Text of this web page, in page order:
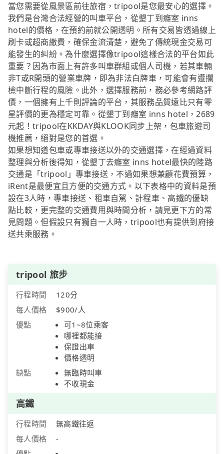
當您需要從風景區前往旅宿，tripool是您最安心的選擇。
我們是台灣合法經營的叫車平台，從墾丁到癮室 inns
hotel的價格，在預約前就公開透明。所有交易皆透過線上
刷卡或超商繳費，確保金流清楚，避免了傳統現金交易可
能發生的糾紛。為什麼選擇像tripool這樣合法的平台如此
重要？因為市面上有許多叫車群組或個人司機，若其車輛
非T或R開頭的營業車牌，即為非法白牌車，可能會有遭攔
檢中斷行程的風險。此外，選擇服務前，務必參考網路評
價，一個擁有上千則評論的平台，其服務品質遠比只有零
星評價的更為穩定可靠。從墾丁到癮室 inns hotel，2689
元起！tripool在KKDAY與KLOOK同步上架，包車旅遊司
機推薦，絕對是您的首選。
如果想知道包車或專車接送以外的交通選擇，在經過資料
整理與分析後得知，從墾丁去癮室 inns hotel最快的陸路
交通是「tripool」專車接送，不過如果想兼顧花費預算，
iRent是最便宜且方便的交通方式。以下表格中的資料是預
設在3人時，專車接送、租車自駕、計程車、高鐵的優缺
點比較，更完整的交通費用與時間分析，請見更下方的常
見問題。但假設只有獨自一人時，tripool也有提供到府接
送共乘服務。
tripool 旅步
行程時間
120分
每人價格
$900/人
優點
可1~8位乘客
哪裡都能接
保證出車
價格透明
缺點
無臨時叫車
不收現金
高鐵
行程時間
無高鐵往返
每人價格
-